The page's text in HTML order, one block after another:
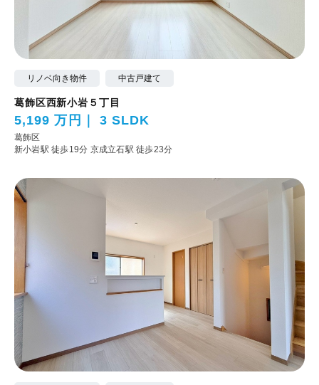
リノベ向き物件 中古戸建て
葛飾区西新小岩５丁目
5,199 万円 3 SLDK
葛飾区
新小岩駅 徒歩19分 京成立石駅 徒歩23分